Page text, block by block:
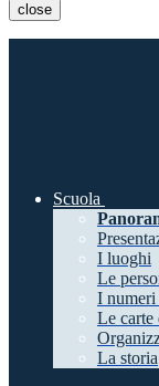
close
Scuola
I luoghi
Le
I numeri
Le carte
La storia